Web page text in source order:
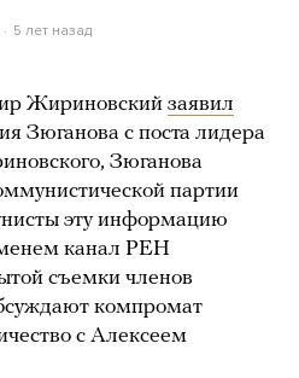
5 лет назад
Жириновский заявил
Зюганова с поста лидера
Зюганова
партии
эту информацию
канал РЕН
съемки членов
компромат
с Алексеем